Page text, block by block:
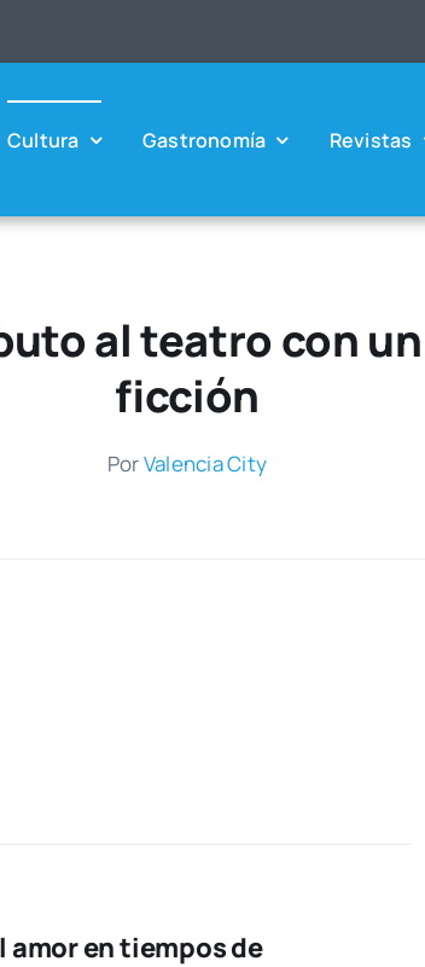
Cul­tu­ra Gas­tro­no­mía Revis­tas
al teatro con
ficción
PorValen­cia City
en tiempos de